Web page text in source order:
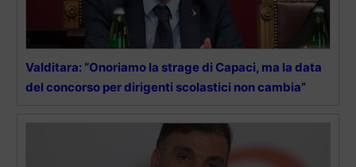
Valditara: “Onoriamo la strage di Capaci, ma la data
del concorso per dirigenti scolastici non cambia”